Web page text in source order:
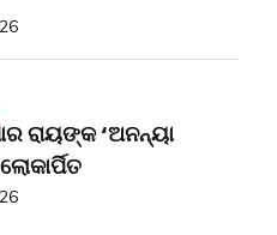
ରାୟଙ୍କ ‘ଅନନ୍ୟା